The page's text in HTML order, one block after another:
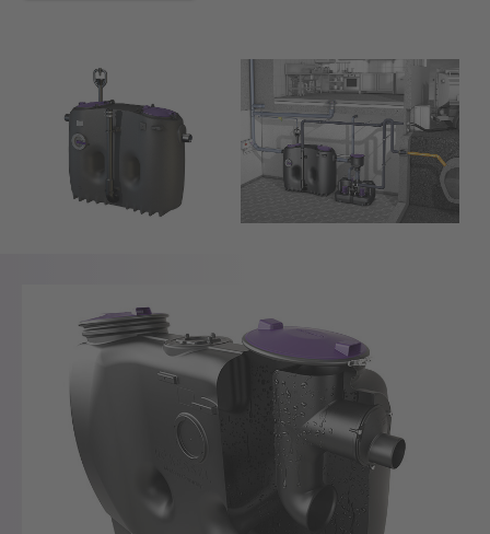
Show larger version for: Show larger version for: